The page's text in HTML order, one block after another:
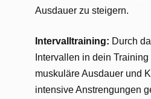
Ausdauer zu steigern.
Intervalltraining: Durch
Intervallen in dein
muskuläre Ausdauer und
intensive Anstrengungen